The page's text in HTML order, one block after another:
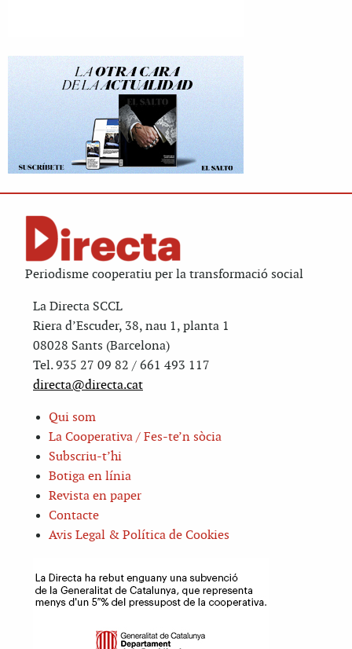
Periodisme cooperatiu per la transformació social
La Directa SCCL
Riera d’Escuder, 38, nau 1, planta 1
08028 Sants (Barcelona)
Tel. 935 27 09 82 / 661 493 117
directa@directa.cat
Qui som
La Cooperativa / Fes-te’n sòcia
Subscriu-t’hi
Botiga en línia
Revista en paper
Contacte
Avis Legal & Política de Cookies